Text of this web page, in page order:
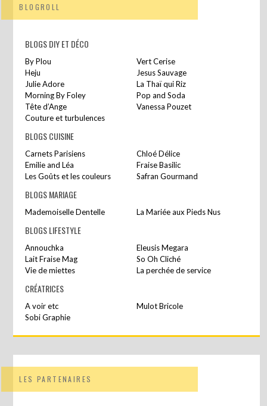
BLOGROLL
BLOGS DIY ET DÉCO
By Plou
Vert Cerise
Heju
Jesus Sauvage
Julie Adore
La Thaï qui Riz
Morning By Foley
Pop and Soda
Tête d’Ange
Vanessa Pouzet
Couture et turbulences
BLOGS CUISINE
Carnets Parisiens
Chloé Délice
Emilie and Léa
Fraise Basilic
Les Goûts et les couleurs
Safran Gourmand
BLOGS MARIAGE
Mademoiselle Dentelle La Mariée aux Pieds Nus
BLOGS LIFESTYLE
Annouchka
Eleusis Megara
Lait Fraise Mag
So Oh Cliché
Vie de miettes
La perchée de service
CRÉATRICES
A voir etc
Mulot Bricole
Sobi Graphie
LES PARTENAIRES